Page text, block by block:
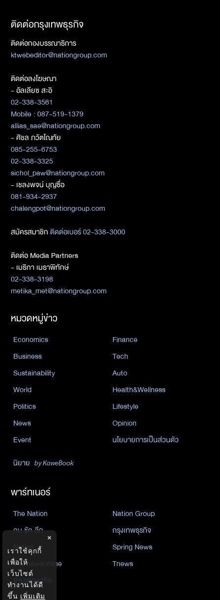
ติดต่อกรุงเทพธุรกิจ
ติดต่อกองบรรณาธิการ
ktwebeditor@nationgroup.com
ติดต่อลงโฆษณา
- อัลเลียซ สะอิ
02-338-3561
Mobile : 087-519-1379
allias_sae@nationgroup.com
- ศิชล ภวัตโณทัย
085-255-6753
02-338-3325
sichol_paw@nationgroup.com
- เชลงพจน์ บุญซื่อ
081-934-2937
chalengpot@nationgroup.com
สมัครสมาชิกติดต่อเบอร์ 02-338-3000
ติดต่อ Media Partners
- เมธิกา เมธาพิทักษ์
02-338-3198
metika_met@nationgroup.com
หมวดหมู่ข่าว
Economics
Finance
Business
Tech
Sustainability
Auto
World
Health&Wellness
Politics
Lifestyle
News
Opinion
Event
นโยบายการเป็นส่วนตัว
นิยาย by KaweBook
พาร์ทเนอร์
The Nation
Nation Group
คม ชัด ลึก
กรุงเทพธุรกิจ
Nation
Spring News
Thainewsonline
Tnews
ฐานเศรษฐกิจ
×
เราใช้คุกกี้
เพื่อให้
เว็บไซต์
ทำงานได้ดี
ขึ้น เพิ่มเติม